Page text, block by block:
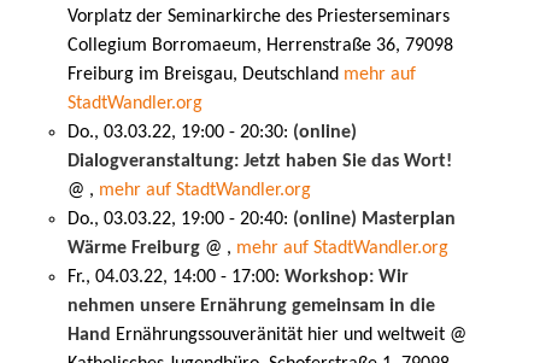
Vorplatz der Seminarkirche des Priesterseminars
Collegium Borromaeum, Herrenstraße 36, 79098
Freiburg im Breisgau, Deutschland mehr auf
StadtWandler.org
Do., 03.03.22, 19:00 - 20:30: (online)
Dialogveranstaltung: Jetzt haben Sie das Wort!
@ , mehr auf StadtWandler.org
Do., 03.03.22, 19:00 - 20:40: (online) Masterplan
Wärme Freiburg @ , mehr auf StadtWandler.org
Fr., 04.03.22, 14:00 - 17:00: Workshop: Wir
nehmen unsere Ernährung gemeinsam in die
Hand Ernährungssouveränität hier und weltweit @